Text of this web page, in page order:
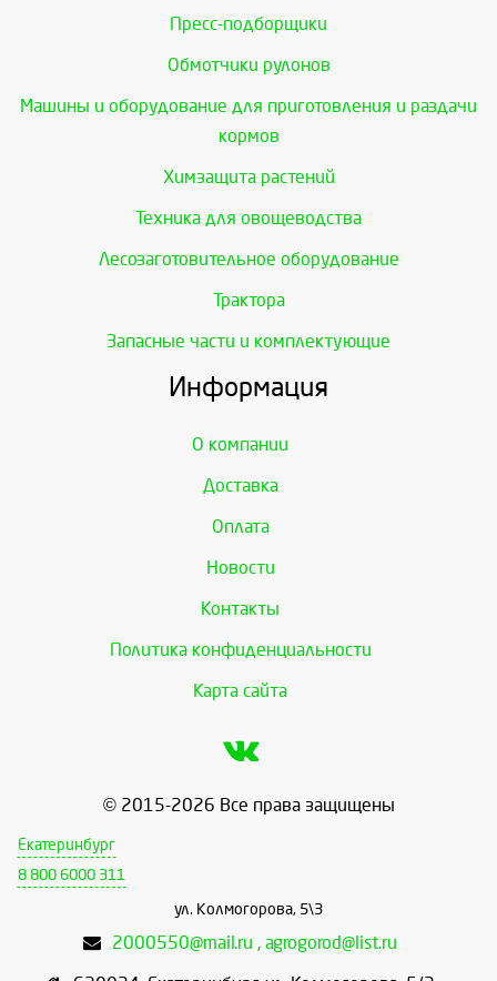
Пресс-подборщики
Обмотчики рулонов
Машины и оборудование для приготовления и раздачи
кормов
Химзащита растений
Техника для овощеводства
Лесозаготовительное оборудование
Трактора
Запасные части и комплектующие
Информация
О компании
Доставка
Оплата
Новости
Контакты
Политика конфиденциальности
Карта сайта
© 2015-2026 Все права защищены
Екатеринбург
8 800 6000 311
ул. Колмогорова, 5\3
2000550@mail.ru , agrogorod@list.ru